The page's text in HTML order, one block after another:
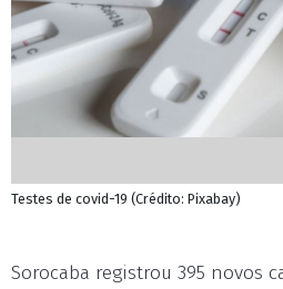
Testes de covid-19 (Crédito: Pixabay)
Sorocaba registrou 395 novos